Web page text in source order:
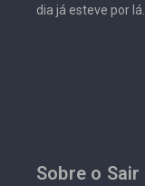
dia já esteve por lá.
Sobre o Sair